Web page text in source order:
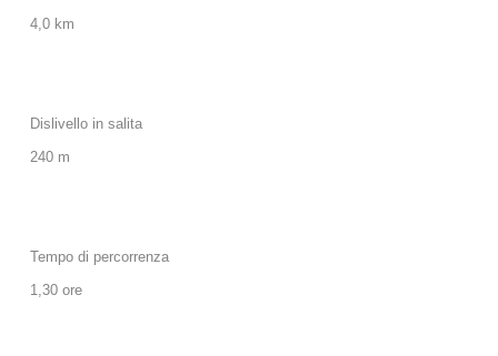
4,0 km
Dislivello in salita
240 m
Tempo di percorrenza
1,30 ore